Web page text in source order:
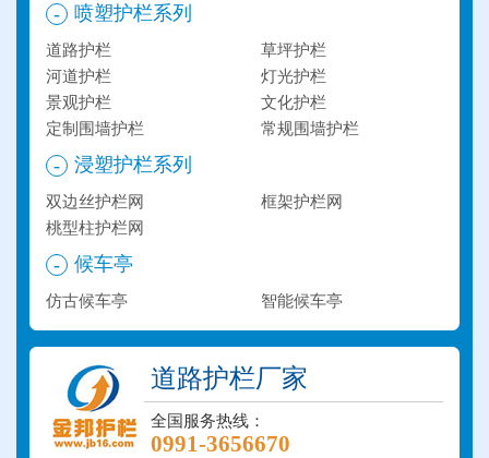
- 喷塑护栏系列
道路护栏
草坪护栏
河道护栏
灯光护栏
景观护栏
文化护栏
定制围墙护栏
常规围墙护栏
- 浸塑护栏系列
双边丝护栏网
框架护栏网
桃型柱护栏网
- 候车亭
仿古候车亭 智能候车亭
道路护栏厂家
全国服务热线：
0991-3656670